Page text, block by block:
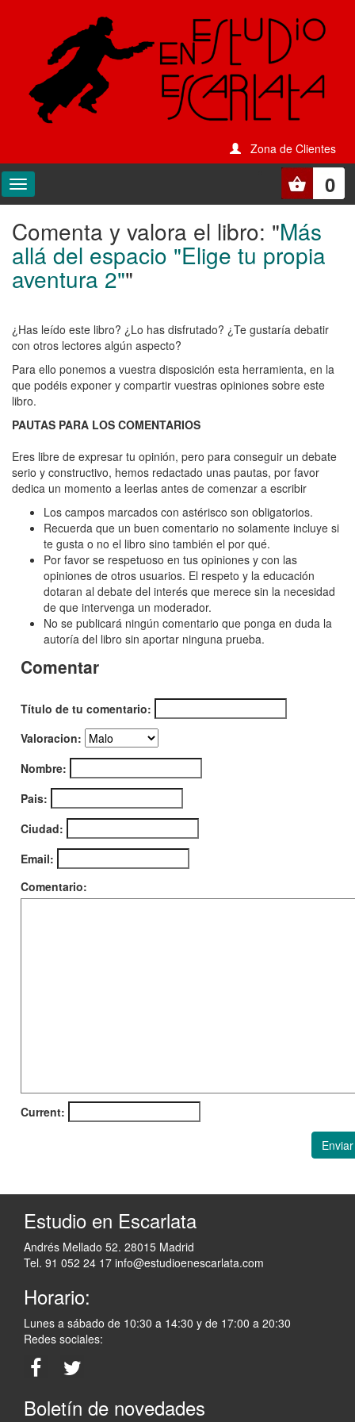
Zona de Clientes
0
Comenta
y
valora
el
libro:
Más
allá
del
espacio
"Elige
tu
propia
aventura
2"
Comenta y valora el libro: "Más
allá del espacio "Elige tu propia
aventura 2""
¿Has leído este libro? ¿Lo has disfrutado? ¿Te gustaría debatir
con otros lectores algún aspecto?
Para ello ponemos a vuestra disposición esta herramienta, en la
que podéis exponer y compartir vuestras opiniones sobre este
libro.
PAUTAS PARA LOS COMENTARIOS
Eres libre de expresar tu opinión, pero para conseguir un debate
serio y constructivo, hemos redactado unas pautas, por favor
dedica un momento a leerlas antes de comenzar a escribir
Los campos marcados con astérisco son obligatorios.
Recuerda que un buen comentario no solamente incluye si
te gusta o no el libro sino también el por qué.
Por favor se respetuoso en tus opiniones y con las
opiniones de otros usuarios. El respeto y la educación
dotaran al debate del interés que merece sin la necesidad
de que intervenga un moderador.
No se publicará ningún comentario que ponga en duda la
autoría del libro sin aportar ninguna prueba.
Comentar
Título de tu comentario:
Valoracion:
Nombre:
Pais:
Ciudad:
Email:
Comentario:
Current:
Enviar
Estudio en Escarlata
Andrés Mellado 52. 28015 Madrid
Tel. 91 052 24 17 info@estudioenescarlata.com
Horario:
Lunes a sábado de 10:30 a 14:30 y de 17:00 a 20:30
Redes sociales:
Boletín de novedades